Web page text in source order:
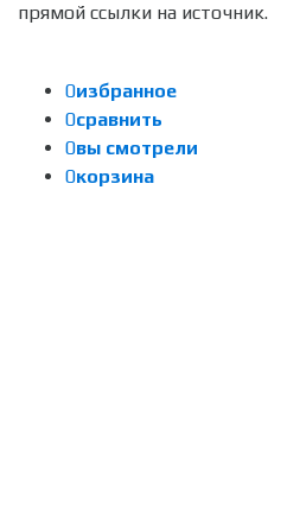
прямой ссылки на источник.
0избранное
0сравнить
0вы смотрели
0корзина